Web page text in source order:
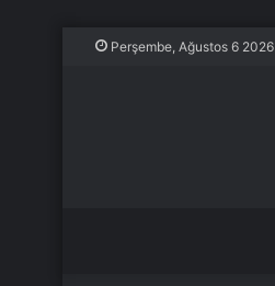
Perşembe, Ağustos 6 2026